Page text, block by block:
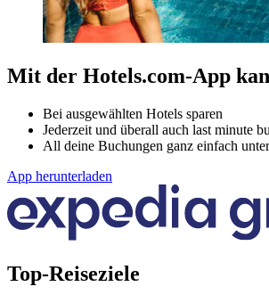
Mit der Hotels.com-App
Bei ausgewählten Hotels sparen
Jederzeit und überall auch last minute
All deine Buchungen ganz einfach
App herunterladen
Top-Reiseziele